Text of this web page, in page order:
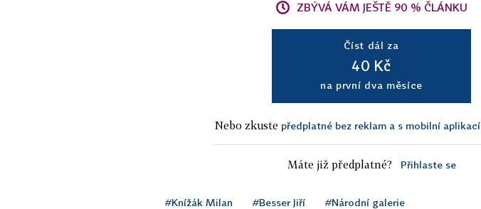
ZBÝVÁ VÁM JEŠTĚ 90 % ČLÁNKU
Číst dál za
40 Kč
na první dva měsíce
Nebo zkuste předplatné bez reklam a s mobilní aplikací
Máte již předplatné? Přihlaste se
#Knížák Milan #Besser Jiří #Národní galerie